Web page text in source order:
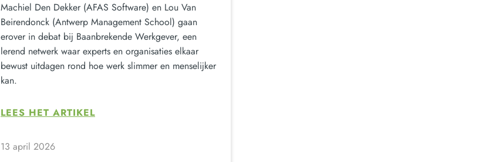
Machiel Den Dekker (AFAS Software) en Lou Van
Beirendonck (Antwerp Management School) gaan
erover in debat bij Baanbrekende Werkgever, een
lerend netwerk waar experts en organisaties elkaar
bewust uitdagen rond hoe werk slimmer en menselijker
kan.
LEES HET ARTIKEL
13 april 2026